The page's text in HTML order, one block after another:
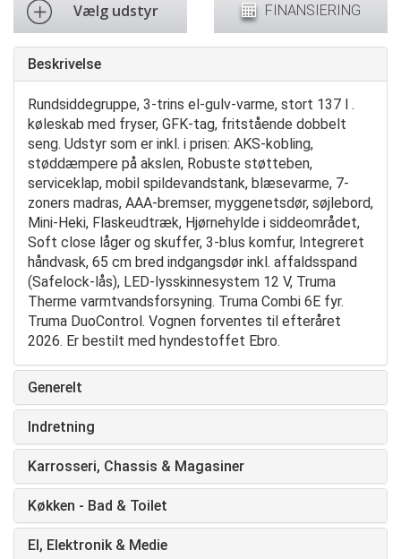
Vælg udstyr FINANSIERING
Beskrivelse
Rundsiddegruppe, 3-trins el-gulv-varme, stort 137 l .
køleskab med fryser, GFK-tag, fritstående dobbelt
seng. Udstyr som er inkl. i prisen: AKS-kobling,
støddæmpere på akslen, Robuste støtteben,
serviceklap, mobil spildevandstank, blæsevarme, 7-
zoners madras, AAA-bremser, myggenetsdør, søjlebord,
Mini-Heki, Flaskeudtræk, Hjørnehylde i siddeområdet,
Soft close låger og skuffer, 3-blus komfur, Integreret
håndvask, 65 cm bred indgangsdør inkl. affaldsspand
(Safelock-lås), LED-lysskinnesystem 12 V, Truma
Therme varmtvandsforsyning. Truma Combi 6E fyr.
Truma DuoControl. Vognen forventes til efteråret
2026. Er bestilt med hyndestoffet Ebro.
Generelt
Indretning
Karrosseri, Chassis & Magasiner
Køkken - Bad & Toilet
El, Elektronik & Medie